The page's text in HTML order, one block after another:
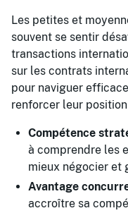
Les petites et
souvent se sentir
transactions
sur les contrats
pour naviguer
renforcer leur
Compétence
à comprendre les
mieux négocier et
Avantage
accroître sa